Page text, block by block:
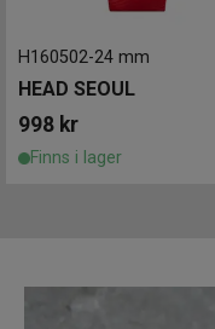
H160502-24 mm
HEAD SEOUL
998 kr
Finns i lager